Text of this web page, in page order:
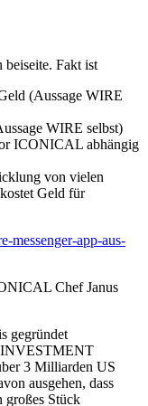
Fakt ist
(Aussage WIRE
WIRE selbst)
ICONICAL abhängig
von vielen
Geld für
messenger-app-aus-
Chef Janus
gegründet
INVESTMENT
3 Milliarden US
ausgehen, dass
Stück